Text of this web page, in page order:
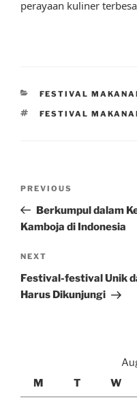
perayaan kuliner
CATEGORIES
FESTIVAL
TAGS
FESTIVAL
Previous
Post
PREVIOUS
Berkumpul dalam
Kamboja di Indonesia
Next
Post
NEXT
Festival-festival Unik
Harus Dikunjungi
M
T W